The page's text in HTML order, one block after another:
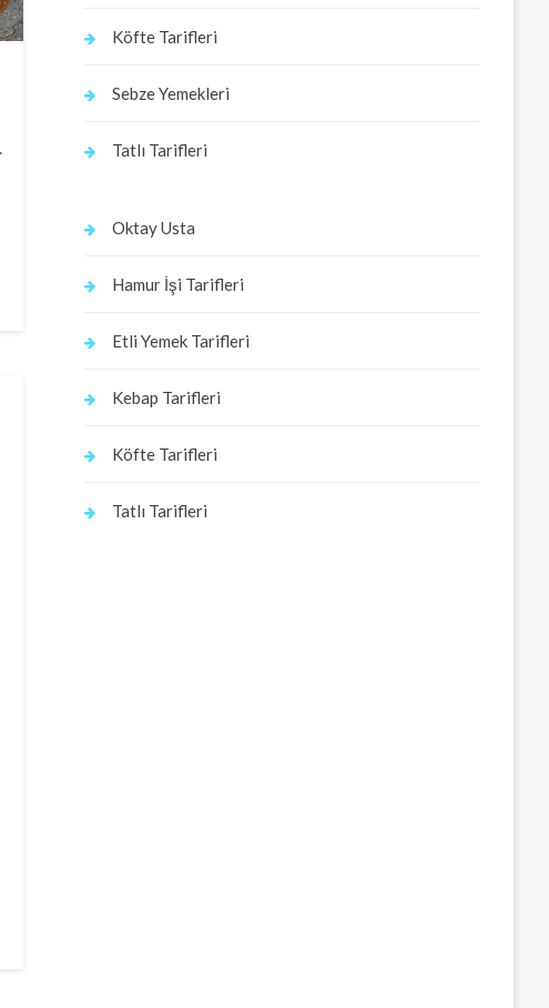
Köfte Tarifleri
Sebze Yemekleri
Tatlı Tarifleri
Oktay Usta
Hamur İşi Tarifleri
Etli Yemek Tarifleri
Kebap Tarifleri
Köfte Tarifleri
Tatlı Tarifleri